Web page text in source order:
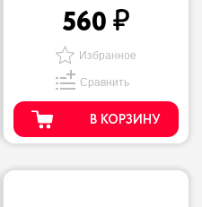
560
Избранное
Сравнить
В КОРЗИНУ